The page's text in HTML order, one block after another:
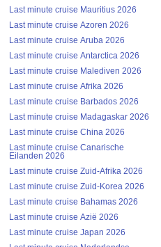
Last minute cruise Mauritius 2026
Last minute cruise Azoren 2026
Last minute cruise Aruba 2026
Last minute cruise Antarctica 2026
Last minute cruise Malediven 2026
Last minute cruise Afrika 2026
Last minute cruise Barbados 2026
Last minute cruise Madagaskar 2026
Last minute cruise China 2026
Last minute cruise Canarische
Eilanden 2026
Last minute cruise Zuid-Afrika 2026
Last minute cruise Zuid-Korea 2026
Last minute cruise Bahamas 2026
Last minute cruise Azië 2026
Last minute cruise Japan 2026